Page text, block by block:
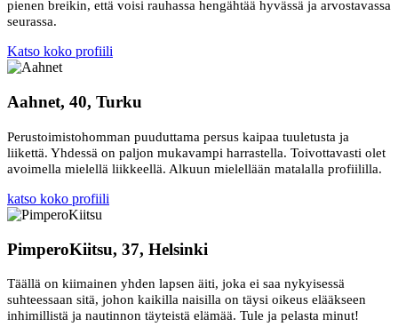
pienen breikin, että voisi rauhassa hengähtää hyvässä ja arvostavassa
seurassa.
Katso koko profiili
Aahnet, 40, Turku
Perustoimistohomman puuduttama persus kaipaa tuuletusta ja
liikettä. Yhdessä on paljon mukavampi harrastella. Toivottavasti olet
avoimella mielellä liikkeellä. Alkuun mielellään matalalla profiililla.
katso koko profiili
PimperoKiitsu, 37, Helsinki
Täällä on kiimainen yhden lapsen äiti, joka ei saa nykyisessä
suhteessaan sitä, johon kaikilla naisilla on täysi oikeus elääkseen
inhimillistä ja nautinnon täyteistä elämää. Tule ja pelasta minut!